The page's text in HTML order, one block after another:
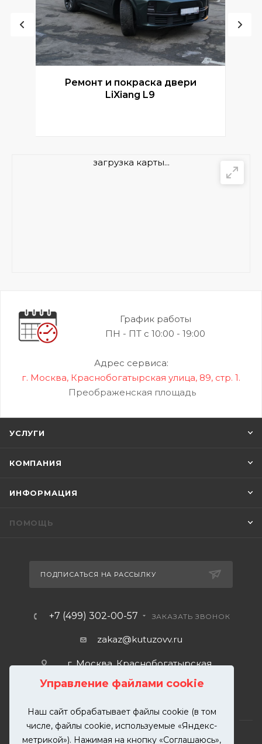
Управление файлами cookie
Наш сайт обрабатывает файлы cookie (в том
числе, файлы cookie, используемые «Яндекс-
метрикой»). Нажимая на кнопку «Соглашаюсь»,
Ремонт и покраска двери
LiXiang L9
загрузка карты...
График работы
ПН - ПТ с 10:00 - 19:00
Адрес сервиса:
г. Москва, Краснобогатырская улица, 89, стр. 1.
Преображенская площадь
УСЛУГИ
КОМПАНИЯ
ИНФОРМАЦИЯ
ПОМОЩЬ
ПОДПИСАТЬСЯ НА РАССЫЛКУ
+7 (499) 302-00-57 ЗАКАЗАТЬ ЗВОНОК
zakaz@kutuzovv.ru
г. Москва, Краснобогатырская